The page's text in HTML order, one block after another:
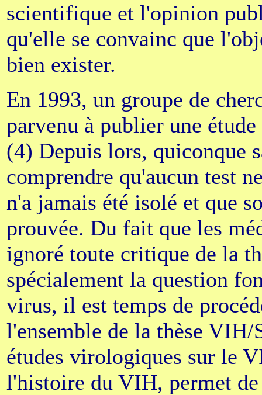
scientifique et l'opinion
qu'elle se convainc que
bien exister.
En 1993, un groupe de
parvenu à publier une
(4) Depuis lors, quiconque
comprendre qu'aucun test
n'a jamais été isolé et que
prouvée. Du fait que les
ignoré toute critique de la
spécialement la question
virus, il est temps de
l'ensemble de la thèse
études virologiques sur le
l'histoire du VIH, permet